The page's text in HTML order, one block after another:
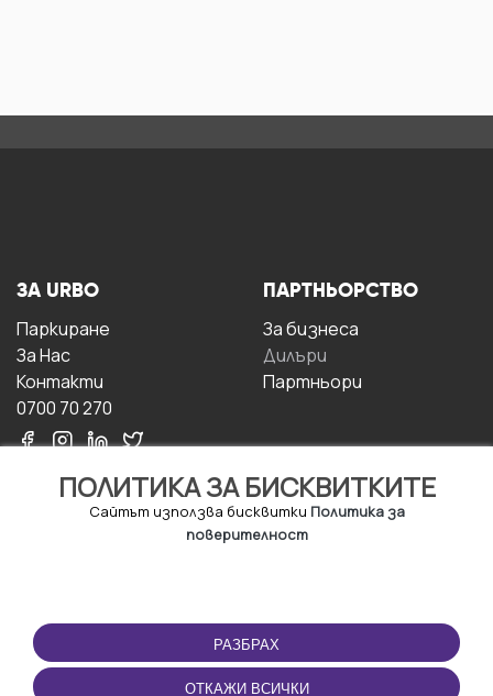
ПОЛИТИКА ЗА БИСКВИТКИТЕ
Сайтът използва бисквитки Политика за
поверителност
РАЗБРАХ
ОТКАЖИ ВСИЧКИ
ЗА URBO
Паркиране
За Hас
Контакти
0700 70 270
ПАРТНЬОРСТВО
За бизнесa
Дилъри
Партньори
ПОЛЗВАНЕ
Правила и условия за
ползване
ПРИЛОЖЕНИЕТО